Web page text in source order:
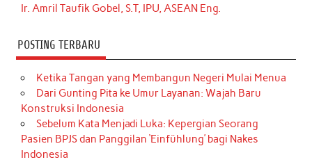
Ir. Amril Taufik Gobel, S.T, IPU, ASEAN Eng.
POSTING TERBARU
Ketika Tangan yang Membangun Negeri Mulai Menua
Dari Gunting Pita ke Umur Layanan: Wajah Baru
Konstruksi Indonesia
Sebelum Kata Menjadi Luka: Kepergian Seorang
Pasien BPJS dan Panggilan ‘Einfühlung’ bagi Nakes
Indonesia